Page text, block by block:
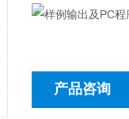
产品咨询